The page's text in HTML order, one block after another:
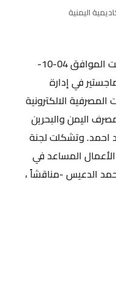
اليمنية
عقدت الأكاديمية اليمنية يوم السبت الموافق 04-10-
في إدارة
الالكترونية
اليمن والبحرين
احمد. وتشكلت لجنة
المساعد في
الدعيس -مناقشاً ،